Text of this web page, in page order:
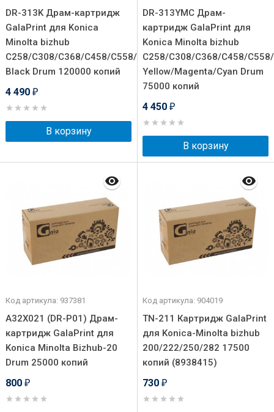
DR-313K Драм-картридж
GalaPrint для Konica
Minolta bizhub
C258/C308/C368/C458/C558/C658
Black Drum 120000 копий
4 490 ₽
В корзину
DR-313YMC Драм-
картридж GalaPrint для
Konica Minolta bizhub
C258/C308/C368/C458/
Yellow/Magenta/Cyan Drum
75000 копий
4 450 ₽
В корзину
Код артикула: 937381
A32X021 (DR-P01) Драм-
картридж GalaPrint для
Konica Minolta Bizhub-20
Drum 25000 копий
800 ₽
Код артикула: 904019
TN-211 Картридж GalaPrint
для Konica-Minolta bizhub
200/222/250/282 17500
копий (8938415)
730 ₽